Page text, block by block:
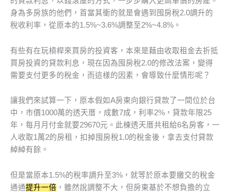
身為多房族的他們，首當其衝的就是會遇到囤房稅2.0調升的
稅收利率，從原本的1.5%~3.6%調整至2%~4.8%。
有些有在玩槓桿來買房的投資客，本來是藉由收取租金去折抵
買房投資的貸款利息，現在因為囤房稅2.0的修改法案，變得
需要支付更多的稅金，而這樣的因素，會導致什麼情形呢？
讓我們來試算一下，原本假如A房東向銀行貸款了一間位於台
中，市價1000萬的透天厝，成數7成，利率2%，貸款年限25
年，每月月付金就要29670元。此棟透天厝共租給6名房客，一
人收取1萬2的房租，扣掉囤房稅1.0的稅金後，拿去支付貸款
綽綽有餘。
但是當原本1.5%的稅率調升至3%，就等於原本要繳交的稅金
通通提升一倍 ，雖然說調整不大，但房東基於不想負擔的立